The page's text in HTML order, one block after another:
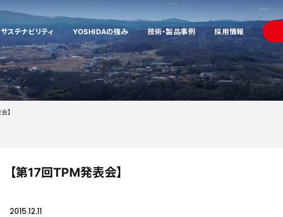
企業理念
サステナビリティ
健康経営
YOSHIDAの強み
多様性のある技術開発
技術・製品事例
製品情報
採用情報
働く環境
】
【第17回TPM発表会】
2015.12.11